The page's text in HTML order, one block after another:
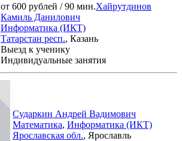
от 600 рублей / 90 мин.Хайрутдинов
Камиль Данилович
Информатика (ИКТ)
Татарстан респ., Казань
Выезд к ученику
Индивидуальные занятия
Сударкин Андрей Вадимович
Математика, Информатика (ИКТ)
Ярославская обл., Ярославль